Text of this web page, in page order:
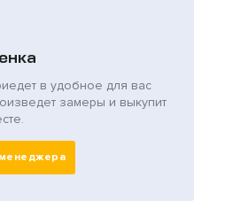
в удобное для вас
замеры и выкупит